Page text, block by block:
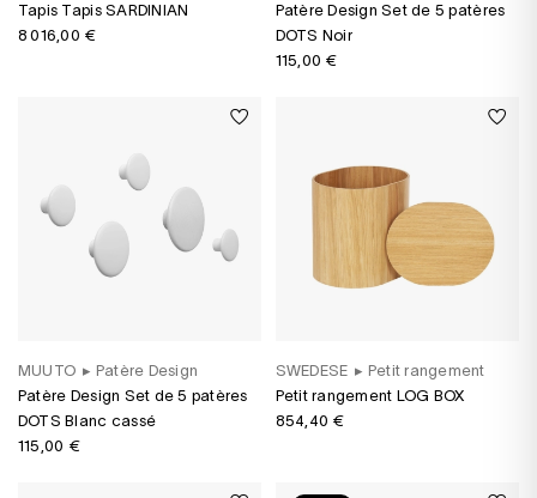
Tapis Tapis SARDINIAN
8 016,00 €
Patère Design Set de 5 patères
DOTS Noir
115,00 €
MUUTO ▸ Patère Design
Patère Design Set de 5 patères
DOTS Blanc cassé
115,00 €
SWEDESE ▸ Petit rangement
Petit rangement LOG BOX
854,40 €